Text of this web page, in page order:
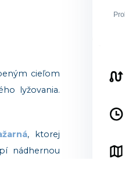
cieľom
lyžovania.
, ktorej
nádhernou